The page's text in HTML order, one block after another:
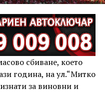
сбиване, което
година, на ул.“Митко
за виновни и